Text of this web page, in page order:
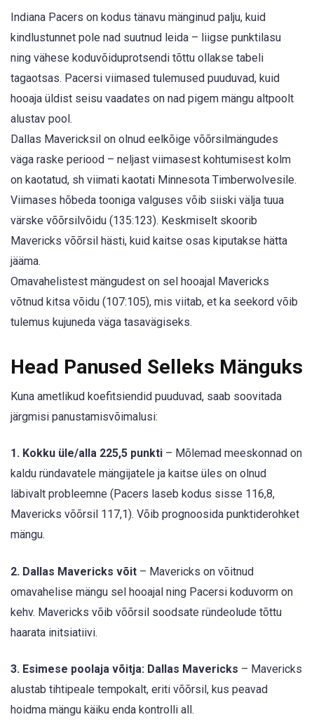
Indiana Pacers on kodus tänavu mänginud palju, kuid
kindlustunnet pole nad suutnud leida – liigse punktilasu
ning vähese koduvõiduprotsendi tõttu ollakse tabeli
tagaotsas. Pacersi viimased tulemused puuduvad, kuid
hooaja üldist seisu vaadates on nad pigem mängu altpoolt
alustav pool.
Dallas Mavericksil on olnud eelkõige võõrsilmängudes
väga raske periood – neljast viimasest kohtumisest kolm
on kaotatud, sh viimati kaotati Minnesota Timberwolvesile.
Viimases hõbeda tooniga valguses võib siiski välja tuua
värske võõrsilvõidu (135:123). Keskmiselt skoorib
Mavericks võõrsil hästi, kuid kaitse osas kiputakse hätta
jääma.
Omavahelistest mängudest on sel hooajal Mavericks
võtnud kitsa võidu (107:105), mis viitab, et ka seekord võib
tulemus kujuneda väga tasavägiseks.
Head Panused Selleks Mänguks
Kuna ametlikud koefitsiendid puuduvad, saab soovitada
järgmisi panustamisvõimalusi:
1. Kokku üle/alla 225,5 punkti – Mõlemad meeskonnad on
kaldu ründavatele mängijatele ja kaitse üles on olnud
läbivalt probleemne (Pacers laseb kodus sisse 116,8,
Mavericks võõrsil 117,1). Võib prognoosida punktiderohket
mängu.
2. Dallas Mavericks võit – Mavericks on võitnud
omavahelise mängu sel hooajal ning Pacersi koduvorm on
kehv. Mavericks võib võõrsil soodsate ründeolude tõttu
haarata initsiatiivi.
3. Esimese poolaja võitja: Dallas Mavericks – Mavericks
alustab tihtipeale tempokalt, eriti võõrsil, kus peavad
hoidma mängu käiku enda kontrolli all.